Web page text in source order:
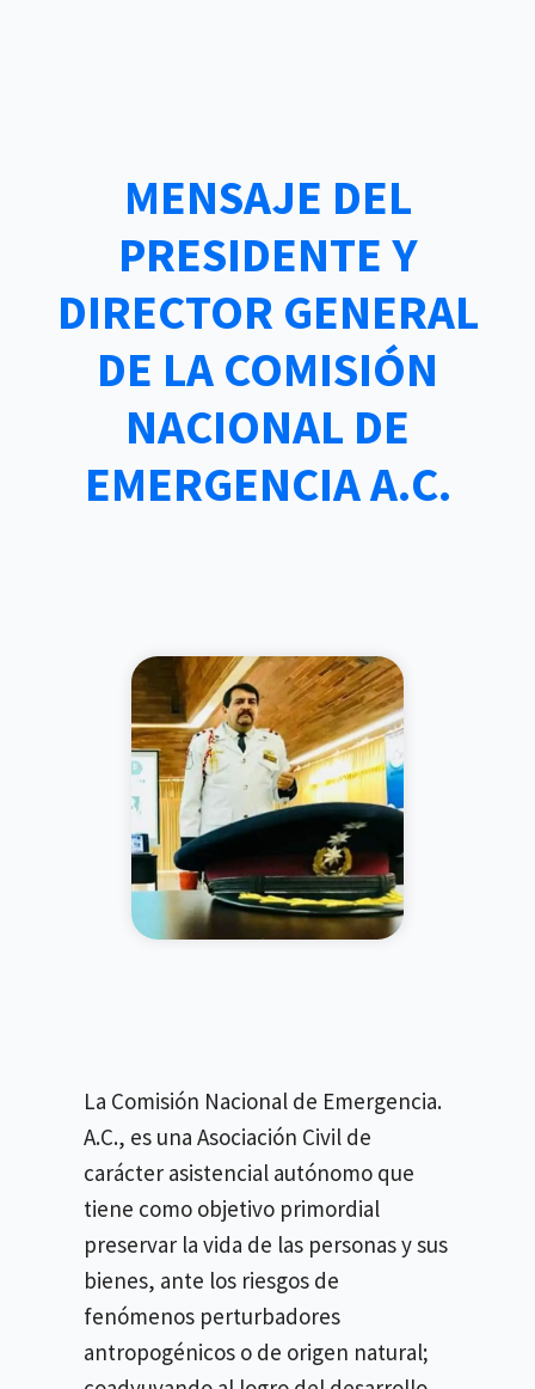
MENSAJE DEL
PRESIDENTE Y
DIRECTOR GENERAL
DE LA COMISIÓN
NACIONAL DE
EMERGENCIA A.C.
La Comisión Nacional de Emergencia.
A.C., es una Asociación Civil de
carácter asistencial autónomo que
tiene como objetivo primordial
preservar la vida de las personas y sus
bienes, ante los riesgos de
fenómenos perturbadores
antropogénicos o de origen natural;